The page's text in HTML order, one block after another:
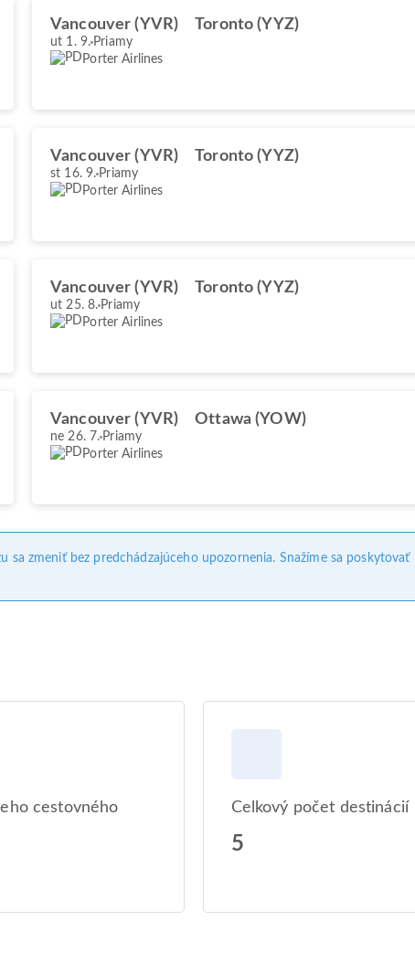
Vancouver (YVR) Toronto (YYZ)
ut 1. 9. Priamy
Porter Airlines
Vancouver (YVR) Toronto (YYZ)
st 16. 9. Priamy
Porter Airlines
Vancouver (YVR) Toronto (YYZ)
ut 25. 8. Priamy
Porter Airlines
Vancouver (YVR) Ottawa (YOW)
ne 26. 7. Priamy
Porter Airlines
zmeniť bez predchádzajúceho upozornenia. Snažíme sa poskytovať
cestovného Celkový počet destinácií
5